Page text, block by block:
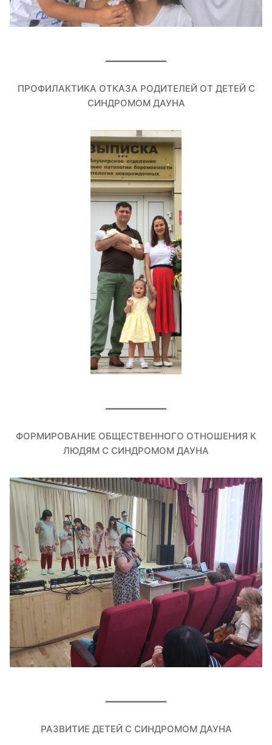
ПРОФИЛАКТИКА ОТКАЗА РОДИТЕЛЕЙ ОТ ДЕТЕЙ С
СИНДРОМОМ ДАУНА
ФОРМИРОВАНИЕ ОБЩЕСТВЕННОГО ОТНОШЕНИЯ К
ЛЮДЯМ С СИНДРОМОМ ДАУНА
РАЗВИТИЕ ДЕТЕЙ С СИНДРОМОМ ДАУНА